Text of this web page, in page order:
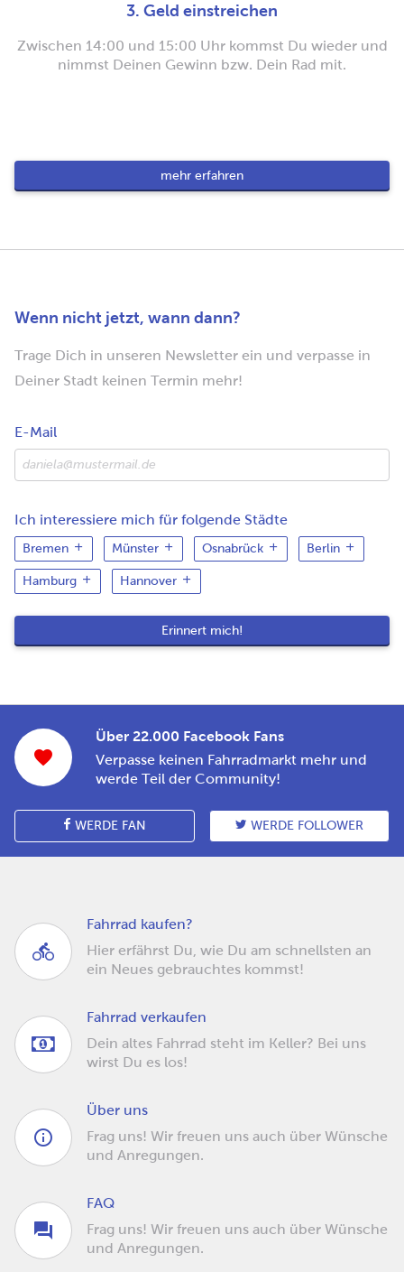
3. Geld einstreichen
Zwischen 14:00 und 15:00 Uhr kommst Du wieder und
nimmst Deinen Gewinn bzw. Dein Rad mit.
mehr erfahren
Wenn nicht jetzt, wann dann?
Trage Dich in unseren Newsletter ein und verpasse in
Deiner Stadt keinen Termin mehr!
E-Mail
Ich interessiere mich für folgende Städte
Bremen Münster Osnabrück Berlin
Hamburg Hannover
Über 22.000 Facebook Fans
Verpasse keinen Fahrradmarkt mehr und
werde Teil der Community!
WERDE FAN WERDE FOLLOWER
Fahrrad kaufen?
Hier erfährst Du, wie Du am schnellsten an
ein Neues gebrauchtes kommst!
Fahrrad verkaufen
Dein altes Fahrrad steht im Keller? Bei uns
wirst Du es los!
Über uns
Frag uns! Wir freuen uns auch über Wünsche
und Anregungen.
FAQ
Frag uns! Wir freuen uns auch über Wünsche
und Anregungen.